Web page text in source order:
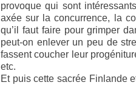
provoque qui sont
axée sur la concurrence, la
qu’il faut faire pour grimper
peut-on enlever un peu de
fassent coucher leur
etc.
Et puis cette sacrée Finlande